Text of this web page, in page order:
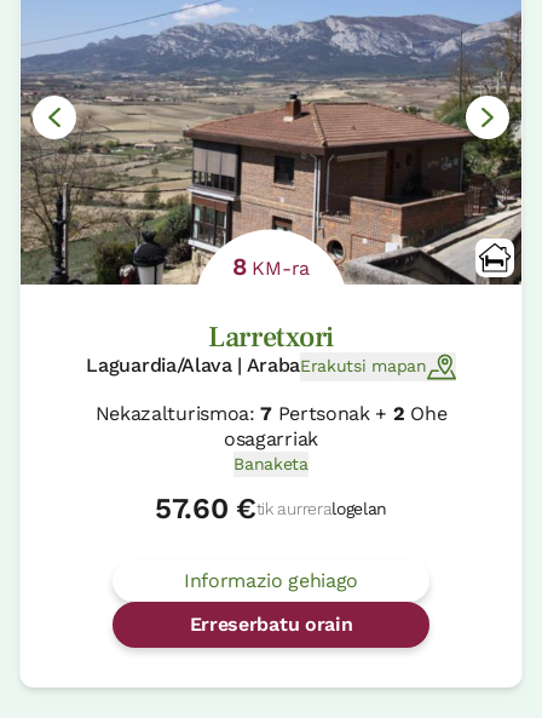
8KM-ra
Larretxori
Laguardia/Alava | ArabaErakutsi mapan
Nekazalturismoa:7Pertsonak + 2 Ohe
osagarriak
Banaketa
57.60 €tik aurreralogelan
Informazio gehiago
Erreserbatu orain